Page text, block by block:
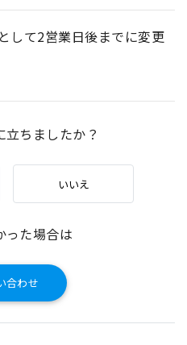
して2営業日後までに変更
立ちましたか？
いいえ
った場合は
合わせ